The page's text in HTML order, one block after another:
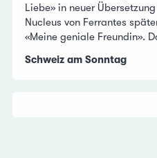
Liebe» in neuer
Nucleus von Ferrantes
«Meine geniale Freundin».
Schweiz am Sonntag